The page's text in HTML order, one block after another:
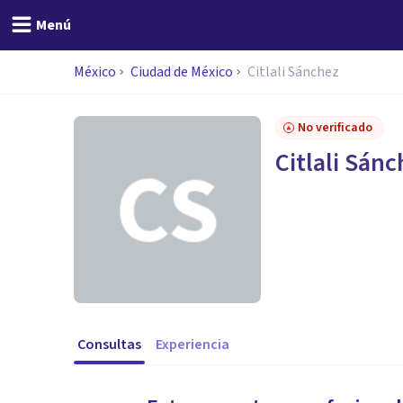
Menú
México Ciudad de México Citlali Sánchez
No verificado
Citlali
Consultas Experiencia